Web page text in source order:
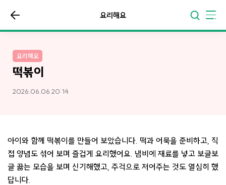
요리해요
요리해요
떡볶이
2026.06.06 20:14
아이와 함께 떡볶이를 만들어 보았습니다. 떡과 어묵을 준비하고, 직
접 양념도 섞어 보며 즐겁게 요리했어요. 냄비에 재료를 넣고 보글보
글 끓는 모습을 보며 신기해했고, 주걱으로 저어주는 것도 열심히 했
답니다.